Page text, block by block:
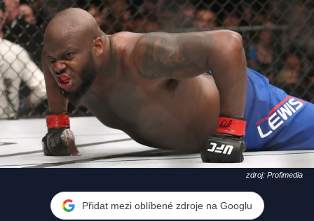
zdroj: Profimedia
Přidat mezi oblíbené zdroje na Googlu